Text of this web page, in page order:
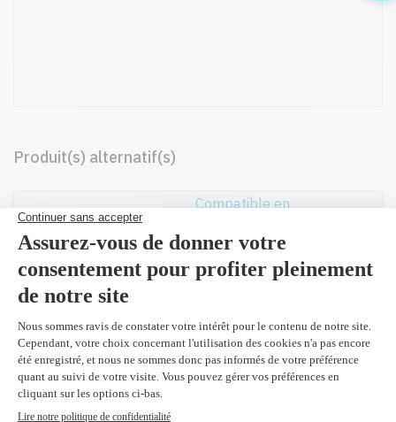
Produit(s) alternatif(s)
Compatible en
Q7581A
cyan 6,000 pages
Réusiné supérieur en
remplacement du